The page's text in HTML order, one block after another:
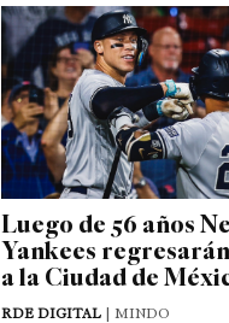
Luego de 56 años
Yankees
a la Ciudad de
RDE DIGITAL| MINDO